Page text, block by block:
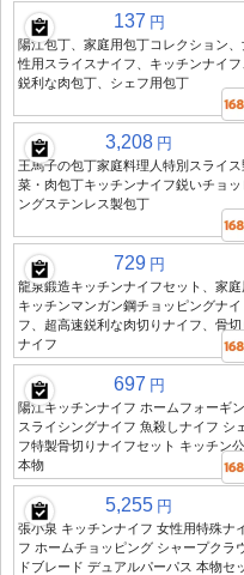
137 円
陽江包丁、家庭用包丁コレクション、
性用スライスナイフ、キッチンナイフ
鋭利な肉包丁、シェフ用包丁
3,208 円
王馬子の包丁家庭料理人特別スライス
菜・肉包丁キッチンナイフ鋭いチョッ
ングステンレス製包丁
729 円
龍泉鍛造キッチンナイフセット、家庭
キッチンマンガン鋼チョッピングナイ
フ、超高速鋭利な肉切りナイフ、骨切
ナイフ
697 円
陽江キッチンナイフ ホームフォーギ
スライシングナイフ 魚殺しナイフ シ
フ特製骨切りナイフセット キッチン
本物
5,255 円
張小泉 キッチンナイフ 女性用特殊ナ
フ ホームチョッピング シャープクラ
ドブレード デュアルパーパス 本物セ